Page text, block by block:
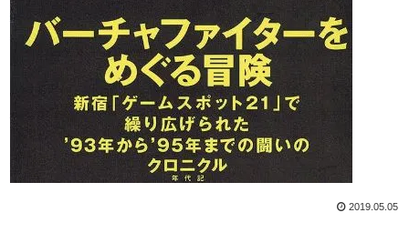
2019.05.05